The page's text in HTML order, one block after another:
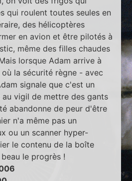
qui roulent toutes seules en
des hélicoptères
en avion et être pilotés à
même des filles chaudes
lorsque Adam arrive à
la sécurité règne - avec
signale que c'est un
vigil de mettre des gants
abandonne de peur d'être
n'a même pas un
ou un scanner hyper-
le contenu de la boîte
le progrès !